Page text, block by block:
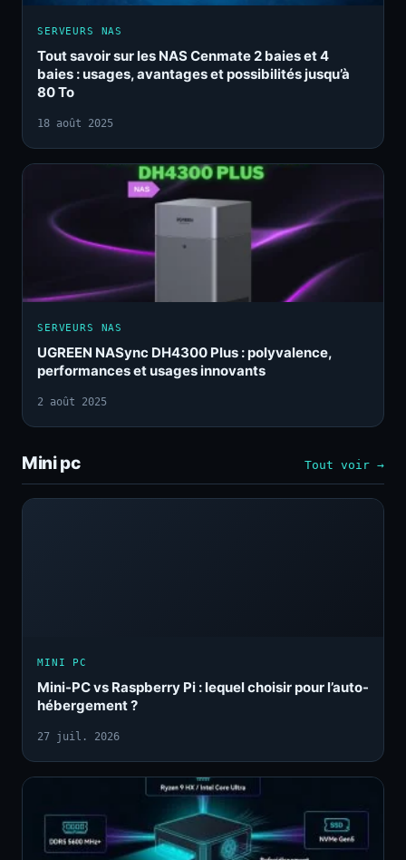
SERVEURS NAS
Tout savoir sur les NAS Cenmate 2 baies et 4
baies : usages, avantages et possibilités jusqu’à
80 To
18 août 2025
SERVEURS NAS
UGREEN NASync DH4300 Plus : polyvalence,
performances et usages innovants
2 août 2025
Mini pc Tout voir →
MINI PC
Mini-PC vs Raspberry Pi : lequel choisir pour l’auto-
hébergement ?
27 juil. 2026